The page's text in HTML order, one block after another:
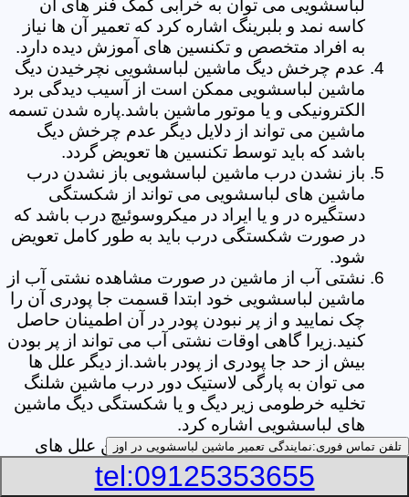
لباسشویی می توان به خرابی کمک فنر های آن
کاسه نمد و بلبرینگ اشاره کرد که تعمیر آن ها نیاز
به افراد متخصص و تکنسین های آموزش دیده دارد.
عدم چرخش دیگ ماشین لباسشویی نچرخیدن دیگ
ماشین لباسشویی ممکن است از آسیب دیدگی برد
الکترونیکی و یا موتور ماشین باشد.پاره شدن تسمه
ماشین می تواند از دلایل دیگر عدم چرخش دیگ
باشد که باید توسط تکنسین ها تعویض گردد.
باز نشدن درب ماشین لباسشویی باز نشدن درب
ماشین های لباسشویی می تواند از شکستگی
دستگیره در و یا ایراد در میکروسوئیچ درب باشد که
در صورت شکستگی درب باید به طور کامل تعویض
شود.
نشتی آب از ماشین در صورت مشاهده نشتی آب از
ماشین لباسشویی خود ابتدا قسمت جا پودری آن را
چک نمایید و از پر نبودن پودر در آن اطمینان حاصل
کنید.زیرا گاهی اوقات نشتی آب می تواند از پر بودن
بیش از حد جا پودری از پودر باشد.از دیگر علل ها
می توان به پارگی لاستیک دور درب ماشین شلنگ
تخلیه خرطومی زیر دیگ و یا شکستگی دیگ ماشین
های لباسشویی اشاره کرد.
خشک نکردن لباس ها یکی از بیشترین علل های
خشک نکردن لباس ها توسط ماشین های
لباسشویی پر کردن دیگ آن ها بیش از حد ظرفیت
تلفن تماس فوری:نمایندگی تعمیر ماشین لباسشویی در اوز
tel:09125353655